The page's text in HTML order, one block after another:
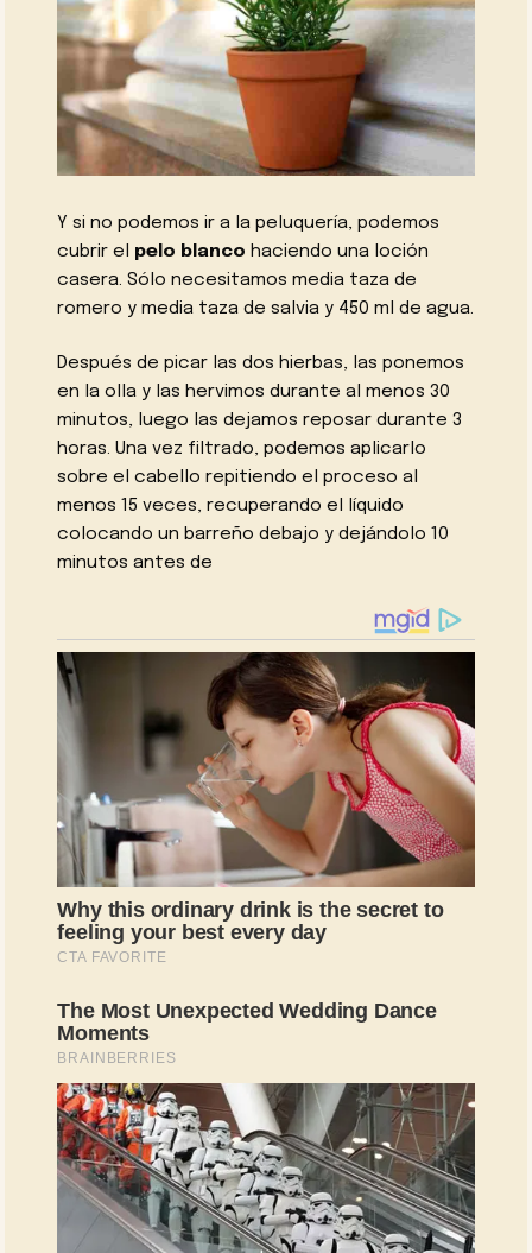
Y si no podemos ir a la peluquería, podemos
cubrir el pelo blanco haciendo una loción
casera. Sólo necesitamos media taza de
romero y media taza de salvia y 450 ml de agua.
Después de picar las dos hierbas, las ponemos
en la olla y las hervimos durante al menos 30
minutos, luego las dejamos reposar durante 3
horas. Una vez filtrado, podemos aplicarlo
sobre el cabello repitiendo el proceso al
menos 15 veces, recuperando el líquido
colocando un barreño debajo y dejándolo 10
minutos antes de